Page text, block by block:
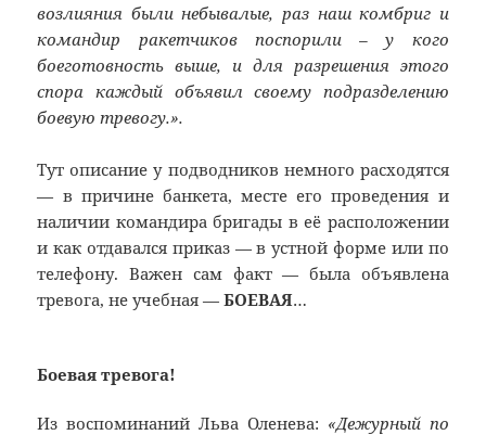
возлияния были небывалые, раз наш комбриг и
командир ракетчиков поспорили – у кого
боеготовность выше, и для разрешения этого
спора каждый объявил своему подразделению
боевую тревогу.».
Тут описание у подводников немного расходятся
— в причине банкета, месте его проведения и
наличии командира бригады в её расположении
и как отдавался приказ — в устной форме или по
телефону. Важен сам факт — была объявлена
тревога, не учебная —БОЕВАЯ…
Боевая тревога!
Из воспоминаний Льва Оленева: «Дежурный по